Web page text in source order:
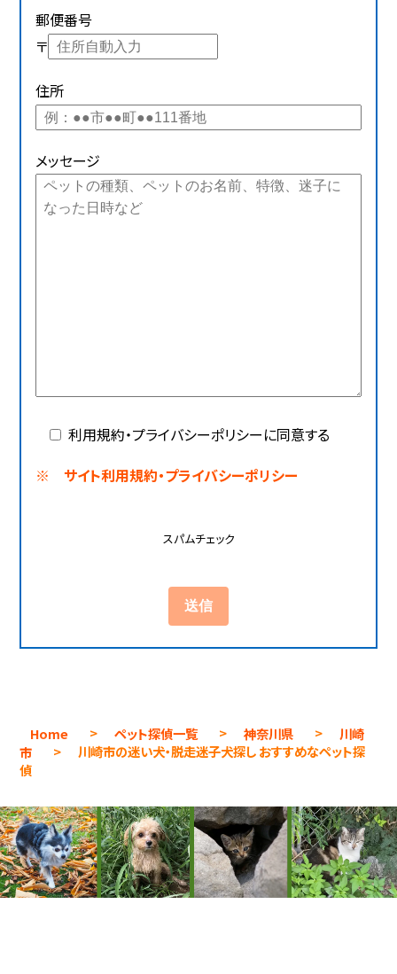
郵便番号
〒
住所
メッセージ
利用規約・プライバシーポリシーに同意する
※ サイト利用規約・プライバシーポリシー
スパムチェック
Home > ペット探偵一覧 > 神奈川県 >
川崎
市
>
川崎市の迷い犬・脱走迷子犬探し おすすめなペット探
偵